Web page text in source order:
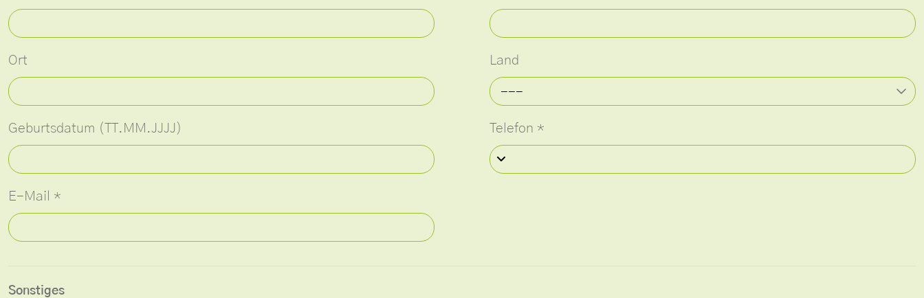
Ort Land
---
Geburtsdatum (TT.MM.JJJJ) Telefon *
E-Mail *
Sonstiges